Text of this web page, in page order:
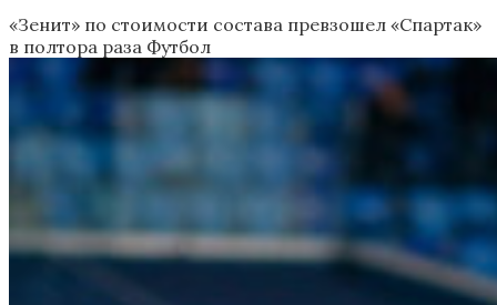
«Зенит» по стоимости состава превзошел «Спартак»
в полтора раза Футбол